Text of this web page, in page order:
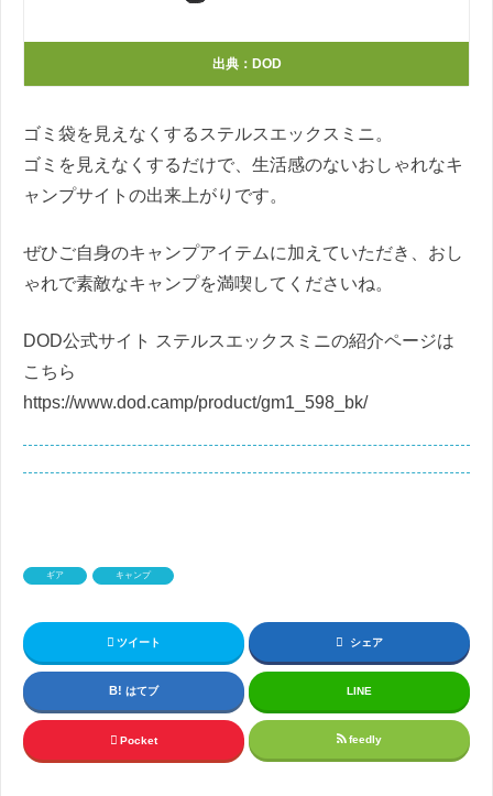
出典：DOD
ゴミ袋を見えなくするステルスエックスミニ。
ゴミを見えなくするだけで、生活感のないおしゃれなキ
ャンプサイトの出来上がりです。
ぜひご自身のキャンプアイテムに加えていただき、おし
ゃれで素敵なキャンプを満喫してくださいね。
DOD公式サイト ステルスエックスミニの紹介ページは
こちら
https://www.dod.camp/product/gm1_598_bk/
ギア キャンプ
ツイート シェア
はてブ LINE
Pocket feedly